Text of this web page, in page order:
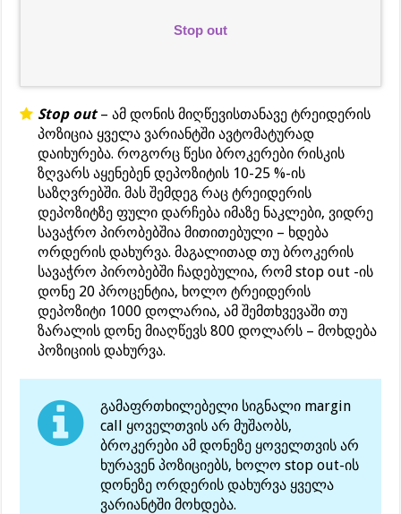
Stop out
Stop out– ამ დონის მიღწევისთანავე ტრეიდერის
პოზიცია ყველა ვარიანტში ავტომატურად
დაიხურება. როგორც წესი ბროკერები რისკის
ზღვარს აყენებენ დეპოზიტის 10-25 %-ის
საზღვრებში. მას შემდეგ რაც ტრეიდერის
დეპოზიტზე ფული დარჩება იმაზე ნაკლები, ვიდრე
სავაჭრო პირობებშია მითითებული – ხდება
ორდერის დახურვა. მაგალითად თუ ბროკერის
სავაჭრო პირობებში ჩადებულია, რომ stop out -ის
დონე 20 პროცენტია, ხოლო ტრეიდერის
დეპოზიტი 1000 დოლარია, ამ შემთხვევაში თუ
ზარალის დონე მიაღწევს 800 დოლარს – მოხდება
პოზიციის დახურვა.
გამაფრთხილებელი სიგნალი margin
call ყოველთვის არ მუშაობს,
ბროკერები ამ დონეზე ყოველთვის არ
ხურავენ პოზიციებს, ხოლო stop out-ის
დონეზე ორდერის დახურვა ყველა
ვარიანტში მოხდება.